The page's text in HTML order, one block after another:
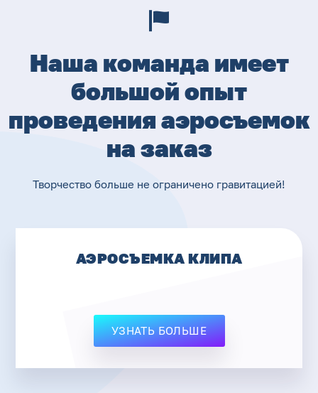
Наша команда имеет
большой опыт
проведения аэросъемок
на заказ
Творчество больше не ограничено гравитацией!
АЭРОСЪЕМКА КЛИПА
УЗНАТЬ БОЛЬШЕ